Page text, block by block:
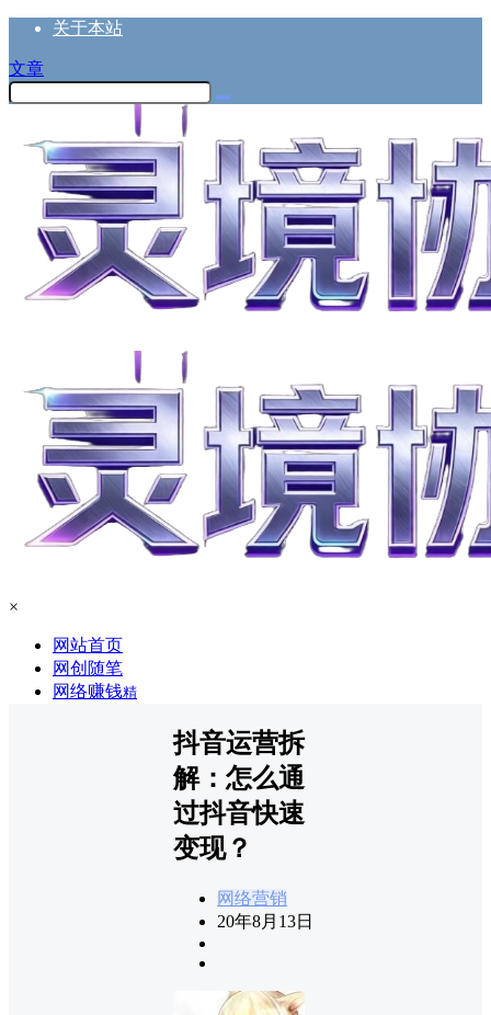
关于本站
文章
×
网站首页
网创随笔
网络赚钱精
抖音运营拆
解：怎么通
过抖音快速
变现？
网络营销
20年8月13日